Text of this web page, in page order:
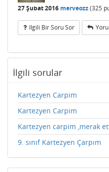
27 Şubat 2016 merveozz(325
Ilgili Bir Soru Sor
İlgili sorular
Kartezyen Carpim
Kartezyen Carpim
Kartezyen carpim ,merak
9. sınıf Kartezyen Çarpım